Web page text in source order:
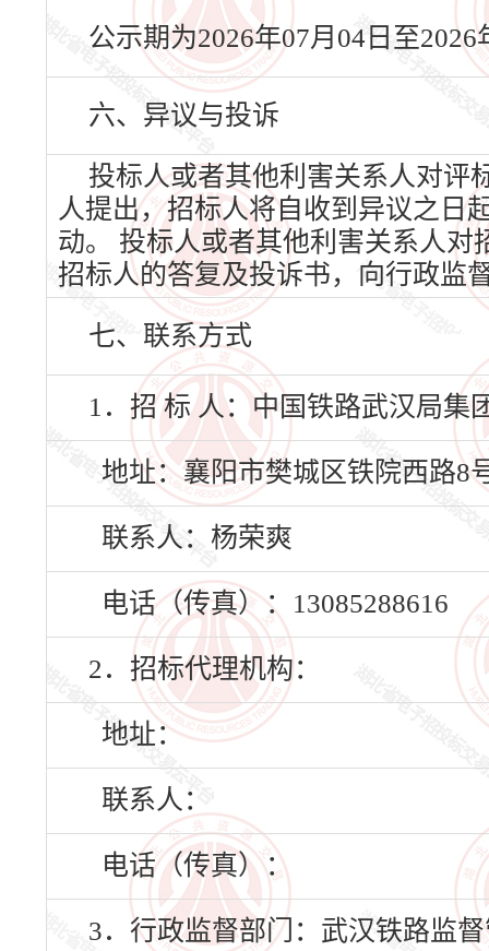
公示期为2026年07月04日至
六、异议与投诉
投标人或者其他利害关系人对评
人提出，招标人将自收到异议之日
动。 投标人或者其他利害关系人
招标人的答复及投诉书，向行政监
七、联系方式
1．招 标 人：中国铁路武汉局集
地址：襄阳市樊城区铁院西路8
联系人：杨荣爽
电话（传真）：13085288616
2．招标代理机构：
地址：
联系人：
电话（传真）：
3．行政监督部门：武汉铁路监